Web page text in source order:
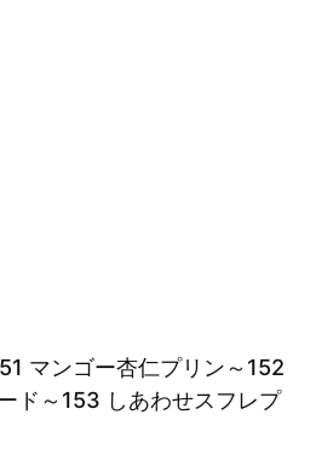
マンゴー杏仁プリン～152
ド～153 しあわせスフレプ